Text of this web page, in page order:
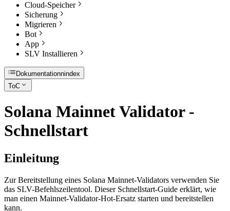
Cloud-Speicher
Sicherung
Migrieren
Bot
App
SLV Installieren
Dokumentationnindex
ToC
Solana Mainnet Validator -
Schnellstart
Einleitung
Zur Bereitstellung eines Solana Mainnet-Validators verwenden Sie
das SLV-Befehlszeilentool. Dieser Schnellstart-Guide erklärt, wie
man einen Mainnet-Validator-Hot-Ersatz starten und bereitstellen
kann.